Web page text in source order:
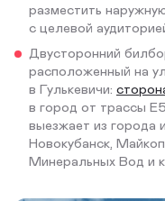
разместить
с целевой
Двусторонний
расположенный на
в Гулькевичи:
в город от трассы
выезжает из города
Новокубанск,
Минеральных Вод и